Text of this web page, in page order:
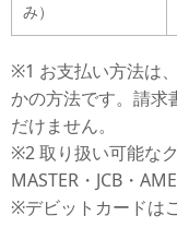
み）
※1 お支払い方法は
かの方法です。請求
だけません。
※2 取り扱い可能な
MASTER・JCB・
※デビットカードは